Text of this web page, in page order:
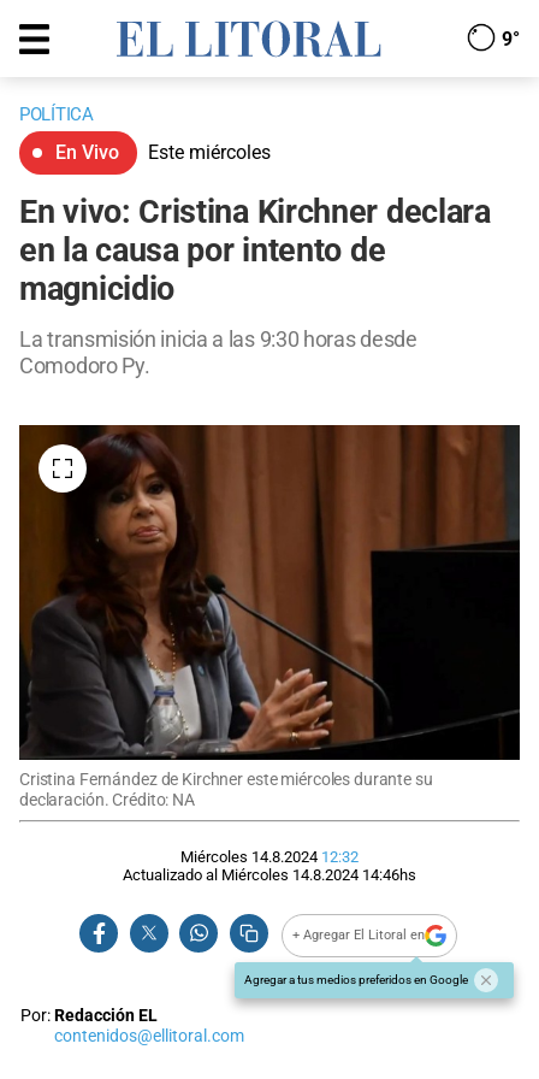
9°
POLÍTICA
En Vivo Este miércoles
En vivo: Cristina Kirchner declara
en la causa por intento de
magnicidio
La transmisión inicia a las 9:30 horas desde
Comodoro Py.
Cristina Fernández de Kirchner este miércoles durante su
declaración. Crédito: NA
Miércoles 14.8.2024 12:32
Actualizado al Miércoles 14.8.2024 14:46hs
+ Agregar El Litoral en
Agregar a tus medios preferidos en Google
Por:Redacción EL
contenidos@ellitoral.com